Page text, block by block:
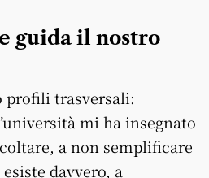
guida il nostro
profili trasversali:
mi ha insegnato
a non semplificare
davvero, a